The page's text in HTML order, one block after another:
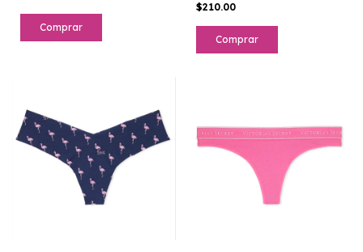
$210.00